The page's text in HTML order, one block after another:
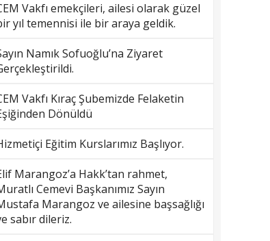
Vakfı emekçileri, ailesi olarak güzel
yıl temennisi ile bir araya geldik.
Namık Sofuoğlu’na Ziyaret
Vakfı Kıraç Şubemizde Felaketin
Dönüldü
Eğitim Kurslarımız Başlıyor.
Marangoz’a Hakk’tan rahmet,
Cemevi Başkanımız Sayın
Marangoz ve ailesine başsağlığı
sabır dileriz.